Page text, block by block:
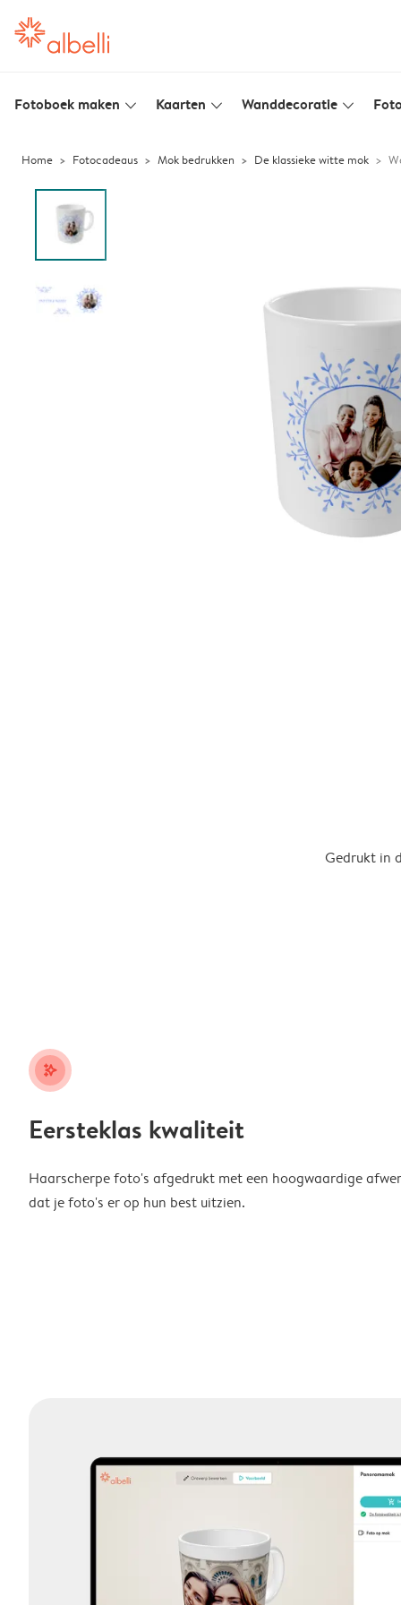
Fotoboek maken slim_arrow_down Kaarten slim_arrow_down Wanddecoratie slim_arrow_down
Home Fotocadeaus Mok bedrukken De klassieke witte mok
Gedrukt in
stars_plus
Eersteklas kwaliteit
Haarscherpe foto's afgedrukt met een hoogwaardige
dat je foto's er op hun best uitzien.